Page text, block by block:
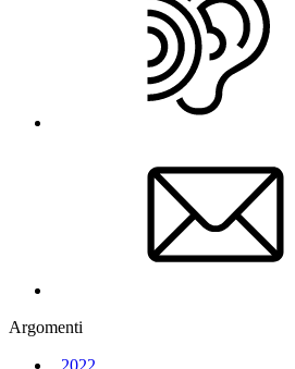
Argomenti
2022